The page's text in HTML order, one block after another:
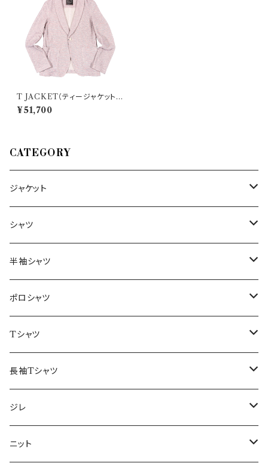
T JACKET（ティージャケット）
ジャケット 51G421J 31693
¥51,700
CATEGORY
ジャケット
～44/S
46/M
48/L
50/XL～
シャツ
～44/S
46/M
48/L
50/XL～
半袖シャツ
～44/S
46/M
48/L
50/XL～
ポロシャツ
～44/S
46/M
48/L
50/XL～
Tシャツ
～44/S
46/M
48/L
長袖Tシャツ
～44/S
46/M
ジレ
～44/S
ニット